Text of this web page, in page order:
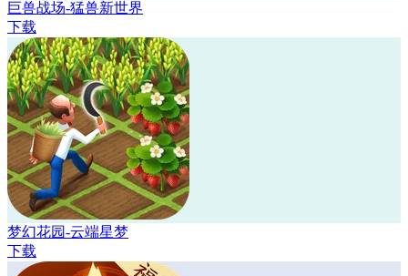
巨兽战场-猛兽新世界
下载
梦幻花园-云端星梦
下载